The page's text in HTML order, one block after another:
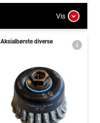
Vis
Aksialbørste diverse